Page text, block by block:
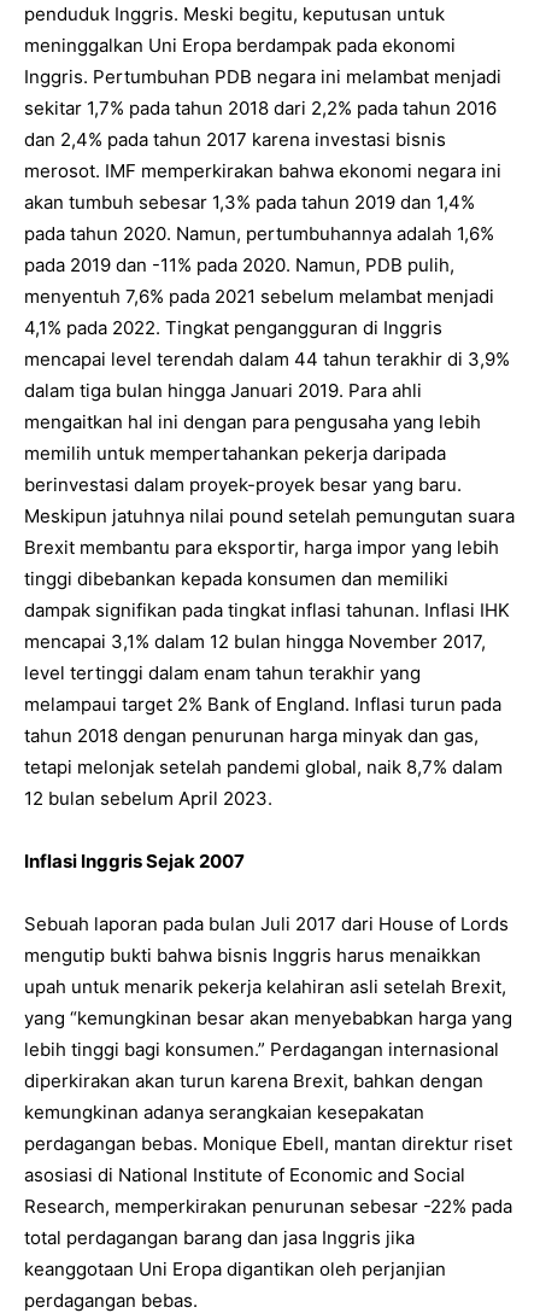
penduduk Inggris. Meski begitu, keputusan untuk
meninggalkan Uni Eropa berdampak pada ekonomi
Inggris. Pertumbuhan PDB negara ini melambat menjadi
sekitar 1,7% pada tahun 2018 dari 2,2% pada tahun 2016
dan 2,4% pada tahun 2017 karena investasi bisnis
merosot. IMF memperkirakan bahwa ekonomi negara ini
akan tumbuh sebesar 1,3% pada tahun 2019 dan 1,4%
pada tahun 2020. Namun, pertumbuhannya adalah 1,6%
pada 2019 dan -11% pada 2020. Namun, PDB pulih,
menyentuh 7,6% pada 2021 sebelum melambat menjadi
4,1% pada 2022. Tingkat pengangguran di Inggris
mencapai level terendah dalam 44 tahun terakhir di 3,9%
dalam tiga bulan hingga Januari 2019. Para ahli
mengaitkan hal ini dengan para pengusaha yang lebih
memilih untuk mempertahankan pekerja daripada
berinvestasi dalam proyek-proyek besar yang baru.
Meskipun jatuhnya nilai pound setelah pemungutan suara
Brexit membantu para eksportir, harga impor yang lebih
tinggi dibebankan kepada konsumen dan memiliki
dampak signifikan pada tingkat inflasi tahunan. Inflasi IHK
mencapai 3,1% dalam 12 bulan hingga November 2017,
level tertinggi dalam enam tahun terakhir yang
melampaui target 2% Bank of England. Inflasi turun pada
tahun 2018 dengan penurunan harga minyak dan gas,
tetapi melonjak setelah pandemi global, naik 8,7% dalam
12 bulan sebelum April 2023.
Inflasi Inggris Sejak 2007
Sebuah laporan pada bulan Juli 2017 dari House of Lords
mengutip bukti bahwa bisnis Inggris harus menaikkan
upah untuk menarik pekerja kelahiran asli setelah Brexit,
yang “kemungkinan besar akan menyebabkan harga yang
lebih tinggi bagi konsumen.” Perdagangan internasional
diperkirakan akan turun karena Brexit, bahkan dengan
kemungkinan adanya serangkaian kesepakatan
perdagangan bebas. Monique Ebell, mantan direktur riset
asosiasi di National Institute of Economic and Social
Research, memperkirakan penurunan sebesar -22% pada
total perdagangan barang dan jasa Inggris jika
keanggotaan Uni Eropa digantikan oleh perjanjian
perdagangan bebas.